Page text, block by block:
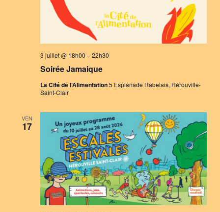
Soirée Jamaique
3 juillet @ 18h00 –22h30
La Cité de l’Alimentation5 Esplanade Rabelais, Hérouville-
Saint-Clair
VEN
17